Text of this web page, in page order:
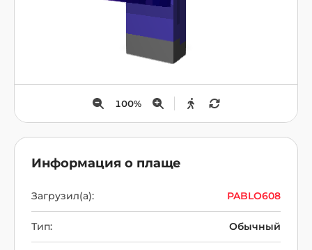
100%
Информация о плаще
Загрузил(а): PABLO608
Тип: Обычный